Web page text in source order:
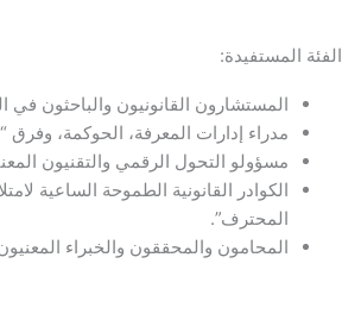
الفئة المستفيدة:
المستشارون القانونيون والباحثون في
مدراء إدارات المعرفة، الحوكمة،
مسؤولو التحول الرقمي والتقنيون
الكوادر القانونية الطموحة الساعية
المحترف”.
المحامون والمحققون والخبراء